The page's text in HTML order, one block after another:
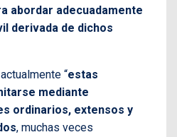
abordar adecuadamente
derivada de dichos
“estas
mediante
ordinarios, extensos y
, muchas veces